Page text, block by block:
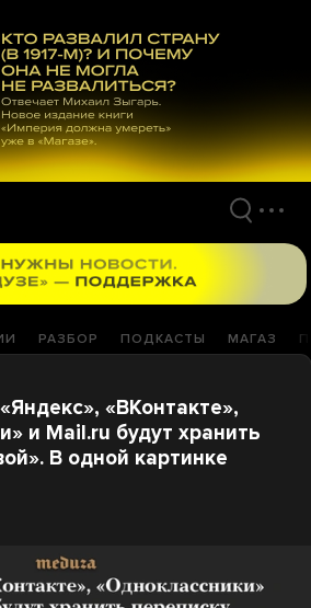
РАЗБОР ПОДКАСТЫ МАГАЗ
«ВКонтакте»,
и Mail.ru будут хранить
В одной картинке